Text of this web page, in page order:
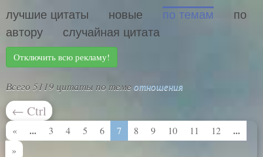
лучшие цитаты новые по темам
по
автору
случайная цитата
Отключить всю рекламу!
Всего 5119 цитаты по теме отношения
← Ctrl
« ... 3 4 5 6 7 8 9 10 11 12 ...
»